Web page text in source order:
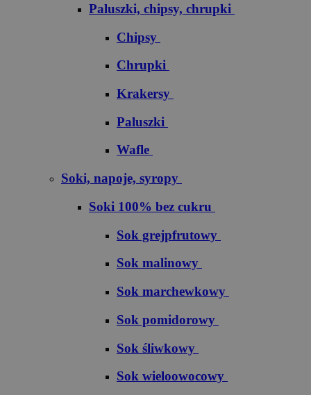
Paluszki, chipsy, chrupki
Chipsy
Chrupki
Krakersy
Paluszki
Wafle
Soki, napoje, syropy
Soki 100% bez cukru
S​o​k​ ​g​r​e​j​p​f​r​u​t​o​w​y
Sok malinowy
Sok marchewkowy
Sok pomidorowy
Sok śliwkowy
Sok wieloowocowy